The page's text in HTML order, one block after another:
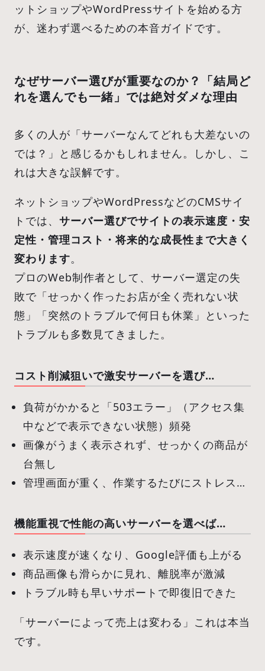
ットショップやWordPressサイトを始める方
が、迷わず選べるための本音ガイドです。
なぜサーバー選びが重要なのか？「結局ど
れを選んでも一緒」では絶対ダメな理由
多くの人が「サーバーなんてどれも大差ないの
では？」と感じるかもしれません。しかし、こ
れは大きな誤解です。
ネットショップやWordPressなどのCMSサイ
トでは、 サーバー選びでサイトの表示速度・安
定性・管理コスト・将来的な成長性まで大きく
変わります。
プロのWeb制作者として、サーバー選定の失
敗で「せっかく作ったお店が全く売れない状
態」「突然のトラブルで何日も休業」といった
トラブルも多数見てきました。
コスト削減狙いで激安サーバーを選び…
負荷がかかると「503エラー」（アクセス集
中などで表示できない状態）頻発
画像がうまく表示されず、せっかくの商品が
台無し
管理画面が重く、作業するたびにストレス…
機能重視で性能の高いサーバーを選べば…
表示速度が速くなり、Google評価も上がる
商品画像も滑らかに見れ、離脱率が激減
トラブル時も早いサポートで即復旧できた
「サーバーによって売上は変わる」これは本当
です。